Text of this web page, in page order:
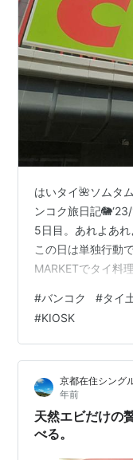
はいタイ🌺ソムタ
ンコク旅日記
5日目。あれよあ
この日は単独行動
MARKETでタイ料
豚足煮込みごはん
うならBigCでがお
にこんなコンビニ
THE MARKETでタ
ー』を食べる お昼
#バンコク #タイ
#KIOSK
京都在住シング
年前
天然エビだけの
べる。